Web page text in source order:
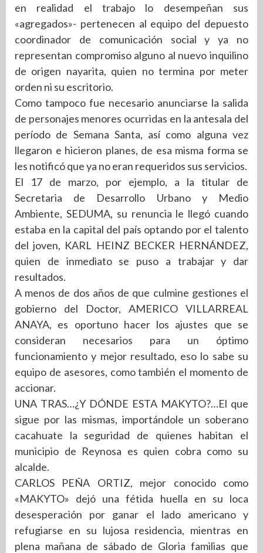
en realidad el trabajo lo desempeñan sus
«agregados»- pertenecen al equipo del depuesto
coordinador de comunicación social y ya no
representan compromiso alguno al nuevo inquilino
de origen nayarita, quien no termina por meter
orden ni su escritorio.
Como tampoco fue necesario anunciarse la salida
de personajes menores ocurridas en la antesala del
período de Semana Santa, así como alguna vez
llegaron e hicieron planes, de esa misma forma se
les notificó que ya no eran requeridos sus servicios.
El 17 de marzo, por ejemplo, a la titular de
Secretaria de Desarrollo Urbano y Medio
Ambiente, SEDUMA, su renuncia le llegó cuando
estaba en la capital del país optando por el talento
del joven, KARL HEINZ BECKER HERNÁNDEZ,
quien de inmediato se puso a trabajar y dar
resultados.
A menos de dos años de que culmine gestiones el
gobierno del Doctor, AMERICO VILLARREAL
ANAYA, es oportuno hacer los ajustes que se
consideran necesarios para un óptimo
funcionamiento y mejor resultado, eso lo sabe su
equipo de asesores, como también el momento de
accionar.
UNA TRAS…¿Y DÓNDE ESTA MAKYTO?…El que
sigue por las mismas, importándole un soberano
cacahuate la seguridad de quienes habitan el
municipio de Reynosa es quien cobra como su
alcalde.
CARLOS PEÑA ORTIZ, mejor conocido como
«MAKYTO» dejó una fétida huella en su loca
desesperación por ganar el lado americano y
refugiarse en su lujosa residencia, mientras en
plena mañana de sábado de Gloria familias que